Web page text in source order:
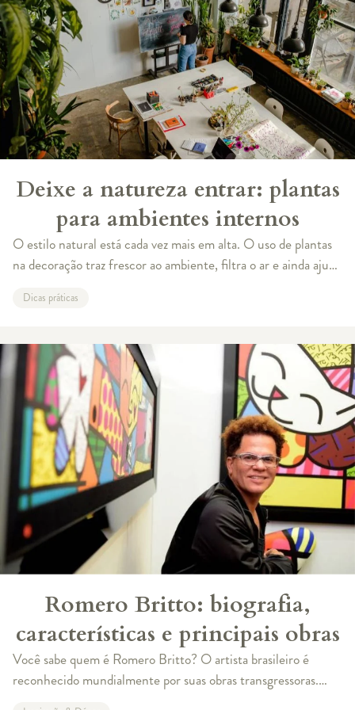
Deixe a natureza entrar: plantas
para ambientes internos
O estilo natural está cada vez mais em alta. O uso de plantas
na decoração traz frescor ao ambiente, filtra o ar e ainda ajuda
selecionou a
Dicas práticas
Romero Britto: biografia,
características e principais obras
Você sabe quem é Romero Britto? O artista brasileiro é
reconhecido mundialmente por suas obras transgressoras.